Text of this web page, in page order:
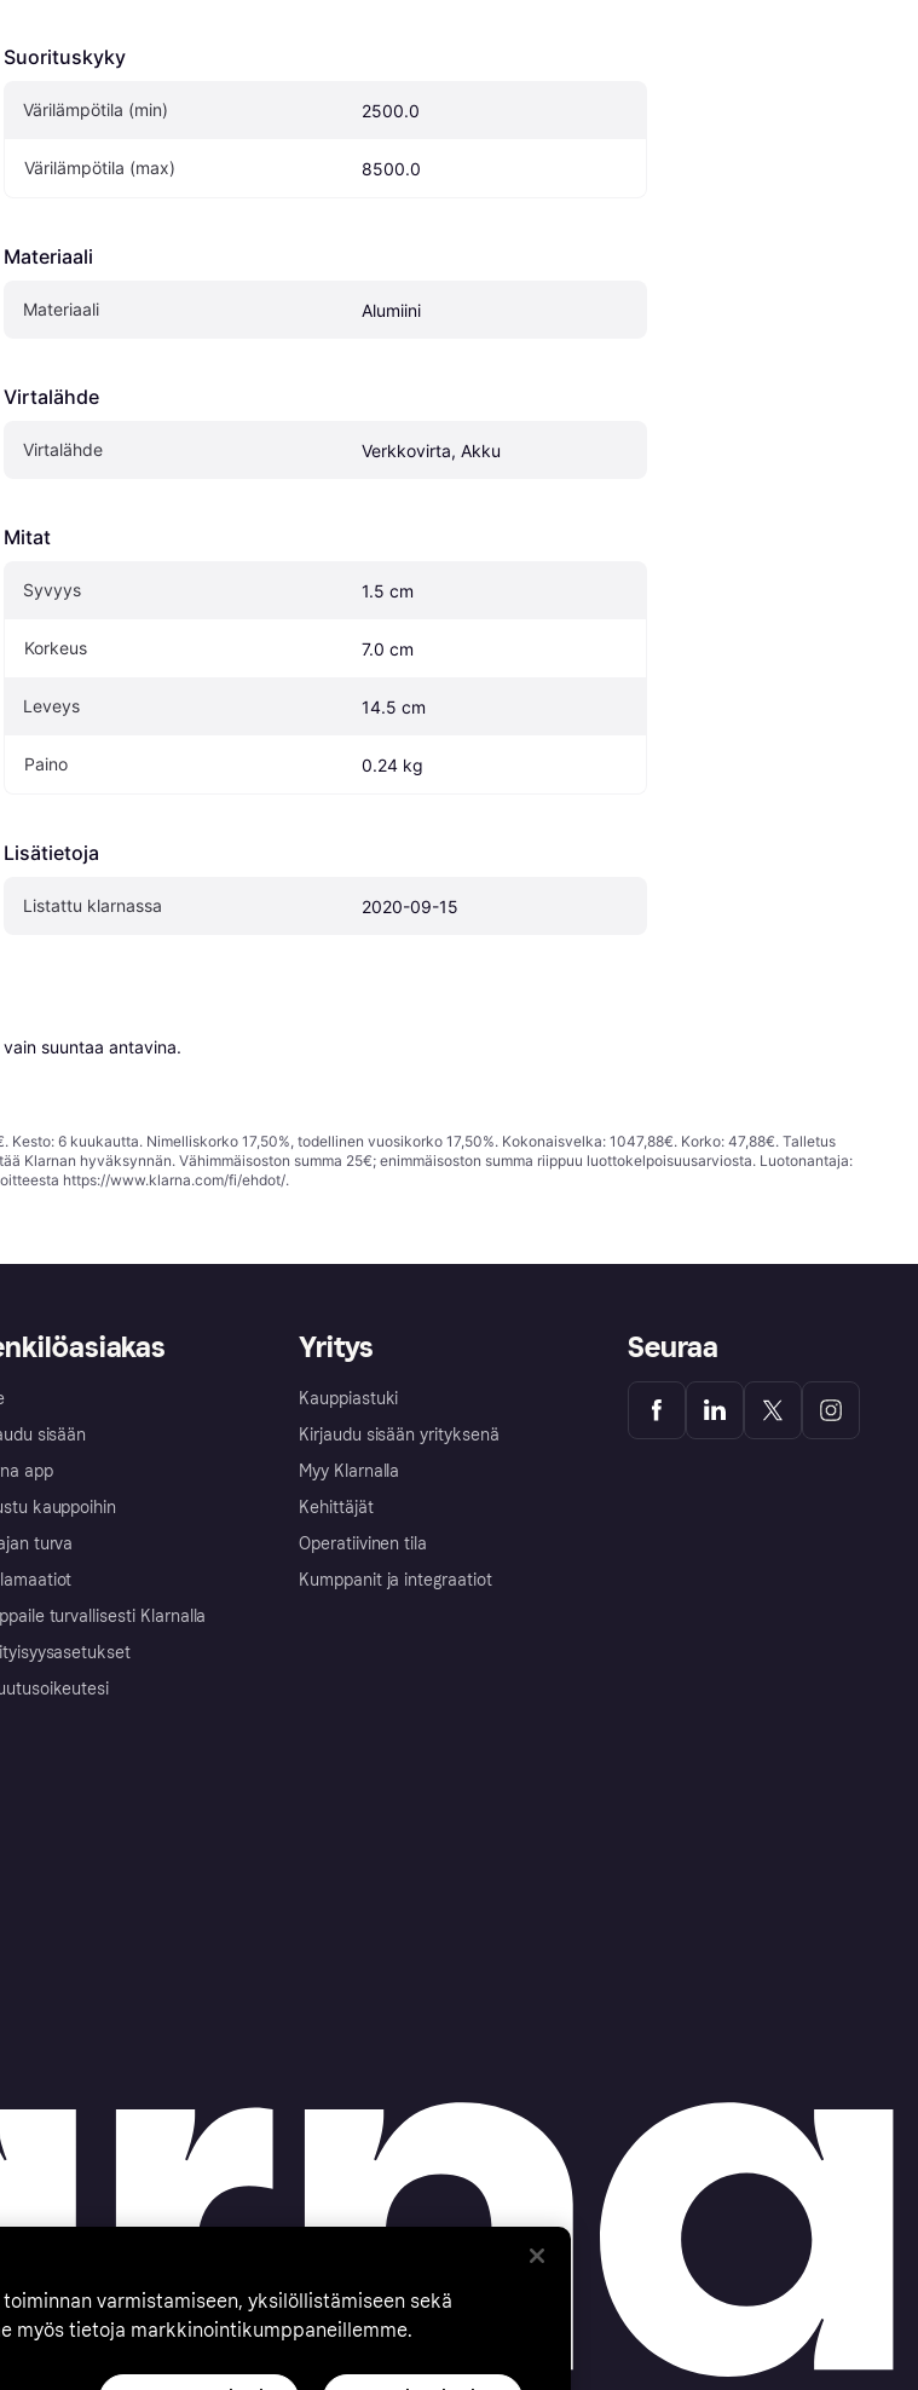
Suorituskyky
Värilämpötila (min) 2500.0
Värilämpötila (max) 8500.0
Materiaali
Materiaali Alumiini
Virtalähde
Virtalähde Verkkovirta, Akku
Mitat
Syvyys 1.5 cm
Korkeus 7.0 cm
Leveys 14.5 cm
Paino 0.24 kg
Lisätietoja
Listattu klarnassa 2020-09-15
suuntaa antavina.
6 kuukautta. Nimelliskorko 17,50%, todellinen vuosikorko 17,50%. Kokonaisvelka: 1047,88€. Korko: 47,88€. Talletus
Klarnan hyväksynnän. Vähimmäisoston summa 25€; enimmäisoston summa riippuu luottokelpoisuusarviosta. Luotonantaja:
https://www.klarna.com/fi/ehdot/.
sisään
app
kauppoihin
turva
turvallisesti Klarnalla
Yritys
Kauppiastuki
Kirjaudu sisään yrityksenä
Myy Klarnalla
Kehittäjät
Operatiivinen tila
Kumppanit ja integraatiot
Seuraa
varmistamiseen, yksilöllistämiseen sekä
myös tietoja markkinointikumppaneillemme.